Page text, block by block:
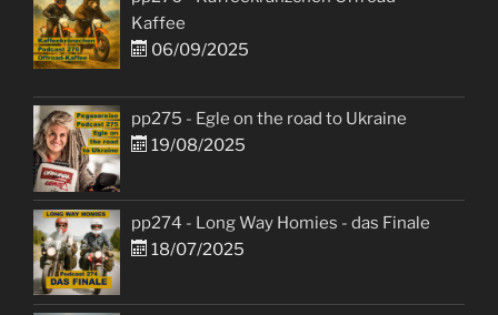
Kaffee
06/09/2025
pp275 - Egle on the road to Ukraine
19/08/2025
pp274 - Long Way Homies - das Finale
18/07/2025